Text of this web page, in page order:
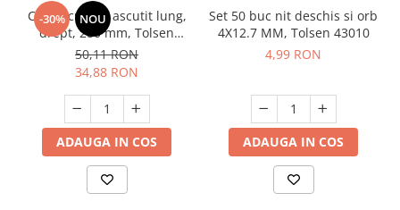
independente
Motoburghiu/Foreza pamant
Pachete Incorporabile
Pompe de stropit
Semanatoare,Plantatoare
-30% NOU
Cleste cu varf ascutit lung,
drept, 280 mm, Tolsen
10290
50,11 RON
34,88 RON
ADAUGA IN COS
Set 50 buc nit deschis si orb
4X12.7 MM, Tolsen 43010
4,99 RON
ADAUGA IN COS